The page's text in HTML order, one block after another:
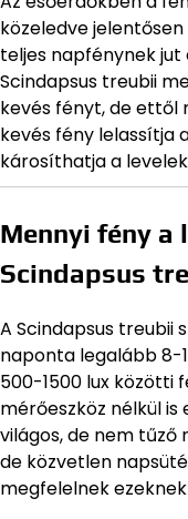
közeledve
teljes napfénynek jut
Scindapsus treubii
kevés fényt, de ettől
kevés fény lelassítja
károsíthatja a
Mennyi fény a
Scindapsus
A Scindapsus treubii
naponta legalább 8-
500-1500 lux közötti
mérőeszköz nélkül is
világos, de nem tűző
de közvetlen
megfelelnek